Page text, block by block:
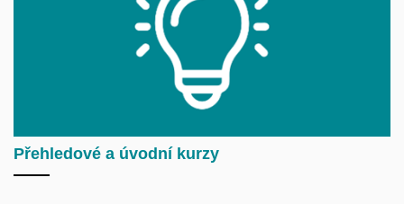
Přehledové a úvodní kurzy